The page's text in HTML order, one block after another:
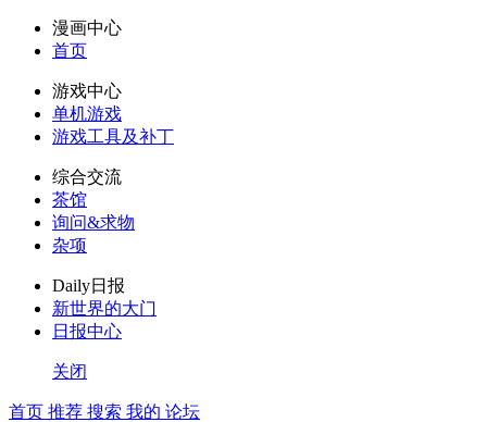
漫画中心
首页
游戏中心
单机游戏
游戏工具及补丁
综合交流
茶馆
询问&求物
杂项
Daily日报
新世界的大门
日报中心
关闭
首页 推荐 搜索 我的 论坛